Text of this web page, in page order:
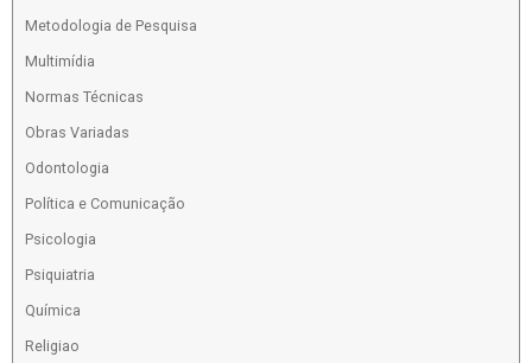
Metodologia de Pesquisa
Multimídia
Normas Técnicas
Obras Variadas
Odontologia
Política e Comunicação
Psicologia
Psiquiatria
Química
Religiao